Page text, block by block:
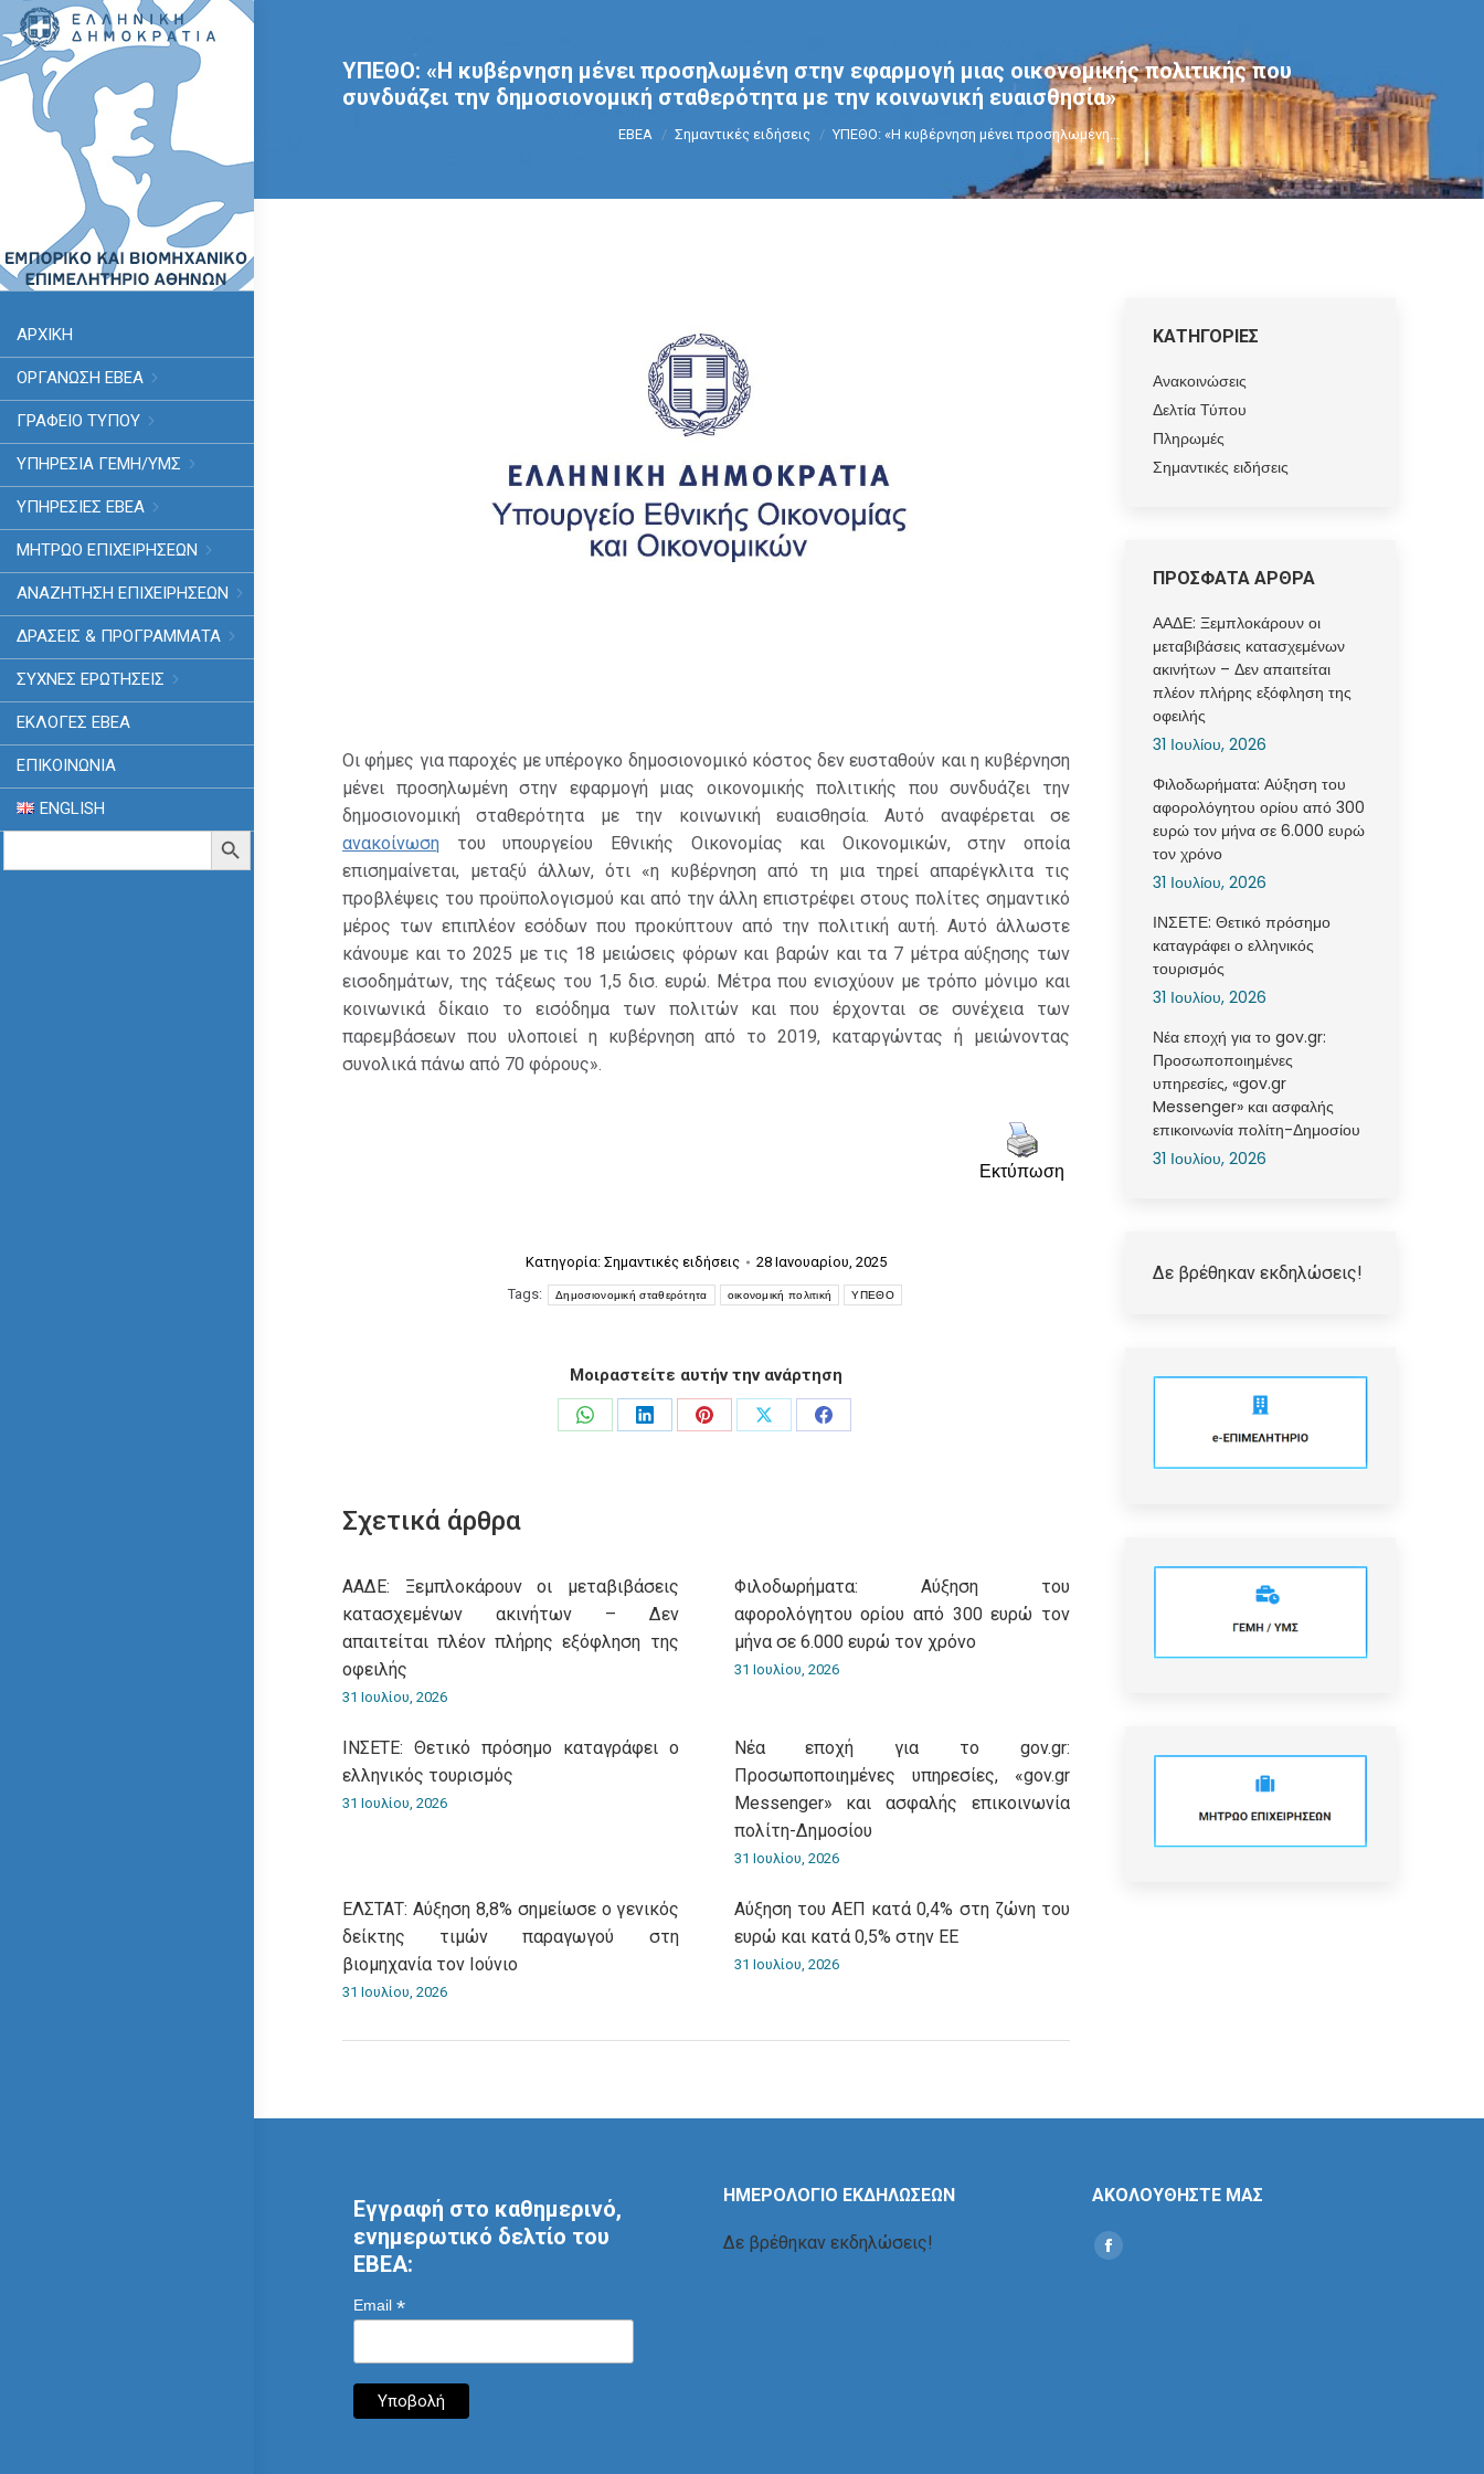
ΑΡΧΙΚΗ
ΟΡΓΑΝΩΣΗ ΕΒΕΑ
ΓΡΑΦΕΙΟ ΤΥΠΟΥ
ΥΠΗΡΕΣΊΑ ΓΕΜΗ/ΥΜΣ
ΥΠΗΡΕΣΙΕΣ ΕΒΕΑ
ΜΗΤΡΩΟ ΕΠΙΧΕΙΡΗΣΕΩΝ
ΑΝΑΖΗΤΗΣΗ ΕΠΙΧΕΙΡΗΣΕΩΝ
ΔΡΑΣΕΙΣ & ΠΡΟΓΡΑΜΜΑΤΑ
ΣΥΧΝΕΣ ΕΡΩΤΗΣΕΙΣ
ΕΚΛΟΓΈΣ ΕΒΕΑ
ΕΠΙΚΟΙΝΩΝΙΑ
ENGLISH
Search
Search Button
ΥΠΕΘΟ: «Η κυβέρνηση μένει προσηλωμένη στην εφαρμογή μιας οικονομικής πολιτικής που
συνδυάζει την δημοσιονομική σταθερότητα με την κοινωνική ευαισθησία»
You are here:
ΕΒΕΑ Σημαντικές ειδήσεις ΥΠΕΘΟ: «Η κυβέρνηση μένει προσηλωμένη…
Οι φήμες για παροχές με υπέρογκο δημοσιονομικό κόστος δεν ευσταθούν και η κυβέρνηση
μένει προσηλωμένη στην εφαρμογή μιας οικονομικής πολιτικής που συνδυάζει την
δημοσιονομική σταθερότητα με την κοινωνική ευαισθησία. Αυτό αναφέρεται σε
ανακοίνωση του υπουργείου Εθνικής Οικονομίας και Οικονομικών, στην οποία
επισημαίνεται, μεταξύ άλλων, ότι «η κυβέρνηση από τη μια τηρεί απαρέγκλιτα τις
προβλέψεις του προϋπολογισμού και από την άλλη επιστρέφει στους πολίτες σημαντικό
μέρος των επιπλέον εσόδων που προκύπτουν από την πολιτική αυτή. Αυτό άλλωστε
κάνουμε και το 2025 με τις 18 μειώσεις φόρων και βαρών και τα 7 μέτρα αύξησης των
εισοδημάτων, της τάξεως του 1,5 δισ. ευρώ. Μέτρα που ενισχύουν με τρόπο μόνιμο και
κοινωνικά δίκαιο το εισόδημα των πολιτών και που έρχονται σε συνέχεια των
παρεμβάσεων που υλοποιεί η κυβέρνηση από το 2019, καταργώντας ή μειώνοντας
συνολικά πάνω από 70 φόρους».
Εκτύπωση
Κατηγορία: Σημαντικές ειδήσεις
28 Ιανουαρίου, 2025
Tags:
Δημοσιονομική σταθερότητα οικονομική πολιτική ΥΠΕΘΟ
Μοιραστείτε αυτήν την ανάρτηση
Share
Share
Share
Share
Share
Σχετικά άρθρα
ΑΑΔΕ: Ξεμπλοκάρουν οι μεταβιβάσεις
κατασχεμένων ακινήτων – Δεν
απαιτείται πλέον πλήρης εξόφληση της
οφειλής
31 Ιουλίου, 2026
Φιλοδωρήματα: Αύξηση του
αφορολόγητου ορίου από 300 ευρώ τον
μήνα σε 6.000 ευρώ τον χρόνο
31 Ιουλίου, 2026
ΙΝΣΕΤΕ: Θετικό πρόσημο καταγράφει ο
ελληνικός τουρισμός
31 Ιουλίου, 2026
Νέα εποχή για το gov.gr:
Προσωποποιημένες υπηρεσίες, «gov.gr
Messenger» και ασφαλής επικοινωνία
πολίτη-Δημοσίου
31 Ιουλίου, 2026
ΕΛΣΤΑΤ: Αύξηση 8,8% σημείωσε ο γενικός
δείκτης τιμών παραγωγού στη
βιομηχανία τον Ιούνιο
31 Ιουλίου, 2026
Αύξηση του ΑΕΠ κατά 0,4% στη ζώνη του
ευρώ και κατά 0,5% στην ΕΕ
31 Ιουλίου, 2026
ΚΑΤΗΓΟΡΙΕΣ
Ανακοινώσεις
Δελτία Τύπου
Πληρωμές
Σημαντικές ειδήσεις
ΠΡΟΣΦΑΤΑ ΑΡΘΡΑ
ΑΑΔΕ: Ξεμπλοκάρουν οι
μεταβιβάσεις κατασχεμένων
ακινήτων – Δεν απαιτείται
πλέον πλήρης εξόφληση της
οφειλής
31 Ιουλίου, 2026
Φιλοδωρήματα: Αύξηση του
αφορολόγητου ορίου από 300
ευρώ τον μήνα σε 6.000 ευρώ
τον χρόνο
31 Ιουλίου, 2026
ΙΝΣΕΤΕ: Θετικό πρόσημο
καταγράφει ο ελληνικός
τουρισμός
31 Ιουλίου, 2026
Νέα εποχή για το gov.gr:
Προσωποποιημένες
υπηρεσίες, «gov.gr
Messenger» και ασφαλής
επικοινωνία πολίτη-Δημοσίου
31 Ιουλίου, 2026
Δε βρέθηκαν εκδηλώσεις!
Εγγραφή στο καθημερινό,
ενημερωτικό δελτίο του
ΕΒΕΑ:
Email *
ΗΜΕΡΟΛΟΓΙΟ ΕΚΔΗΛΩΣΕΩΝ
Δε βρέθηκαν εκδηλώσεις!
ΑΚΟΛΟΥΘΗΣΤΕ ΜΑΣ
Find us on:
Social